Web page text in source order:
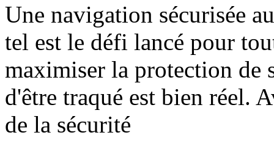
Une navigation sécurisée
tel est le défi lancé pour
maximiser la protection de
d'être traqué est bien réel.
de la sécurité